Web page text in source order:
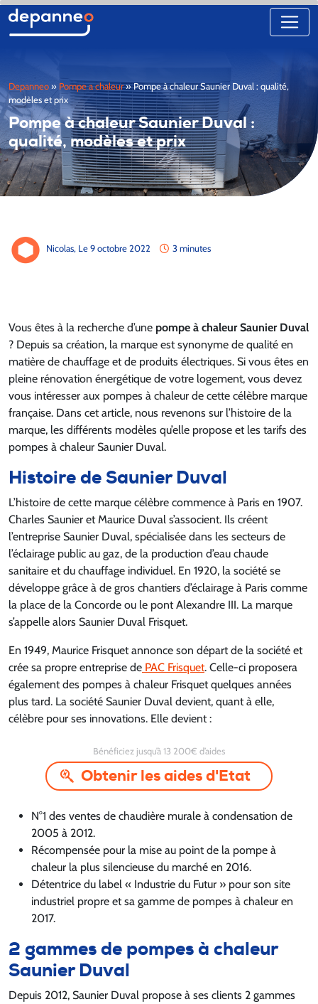
Depanneo» Pompe a chaleur»Pompe à chaleur Saunier Duval : qualité,
modèles et prix
Pompe à chaleur Saunier Duval :
qualité, modèles et prix
Nicolas, Le 9 octobre 2022 3 minutes
Vous êtes à la recherche d’une pompe à chaleur Saunier Duval
? Depuis sa création, la marque est synonyme de qualité en
matière de chauffage et de produits électriques. Si vous êtes en
pleine rénovation énergétique de votre logement, vous devez
vous intéresser aux pompes à chaleur de cette célèbre marque
française. Dans cet article, nous revenons sur l’histoire de la
marque, les différents modèles qu’elle propose et les tarifs des
pompes à chaleur Saunier Duval.
Histoire de Saunier Duval
L’histoire de cette marque célèbre commence à Paris en 1907.
Charles Saunier et Maurice Duval s’associent. Ils créent
l’entreprise Saunier Duval, spécialisée dans les secteurs de
l’éclairage public au gaz, de la production d’eau chaude
sanitaire et du chauffage individuel. En 1920, la société se
développe grâce à de gros chantiers d’éclairage à Paris comme
la place de la Concorde ou le pont Alexandre III. La marque
s’appelle alors Saunier Duval Frisquet.
En 1949, Maurice Frisquet annonce son départ de la société et
crée sa propre entreprise de PAC Frisquet. Celle-ci proposera
également des pompes à chaleur Frisquet quelques années
plus tard. La société Saunier Duval devient, quant à elle,
célèbre pour ses innovations. Elle devient :
Bénéficiez jusqu’à 13 200€ d’aides
Obtenir les aides d'Etat
N°1 des ventes de chaudière murale à condensation de
2005 à 2012.
Récompensée pour la mise au point de la pompe à
chaleur la plus silencieuse du marché en 2016.
Détentrice du label « Industrie du Futur » pour son site
industriel propre et sa gamme de pompes à chaleur en
2017.
2 gammes de pompes à chaleur
Saunier Duval
Depuis 2012, Saunier Duval propose à ses clients 2 gammes